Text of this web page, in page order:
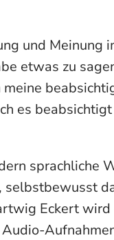
und Meinung
etwas zu
es
sprachliche
selbstbewusst
Eckert